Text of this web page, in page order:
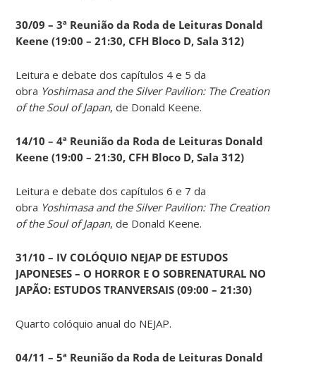
30/09 – 3ª Reunião da Roda de Leituras Donald
Keene (19:00 – 21:30, CFH Bloco D, Sala 312)
Leitura e debate dos capítulos 4 e 5 da
obra Yoshimasa and the Silver Pavilion: The Creation
of the Soul of Japan, de Donald Keene.
14/10 – 4ª Reunião da Roda de Leituras Donald
Keene (19:00 – 21:30, CFH Bloco D, Sala 312)
Leitura e debate dos capítulos 6 e 7 da
obra Yoshimasa and the Silver Pavilion: The Creation
of the Soul of Japan, de Donald Keene.
31/10 – IV COLÓQUIO NEJAP DE ESTUDOS
JAPONESES – O HORROR E O SOBRENATURAL NO
JAPÃO: ESTUDOS TRANVERSAIS (09:00 – 21:30)
Quarto colóquio anual do NEJAP.
04/11 – 5ª Reunião da Roda de Leituras Donald